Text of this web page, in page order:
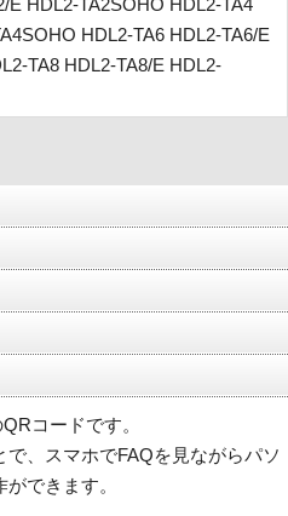
HDL2-TA6 HDL2-TA6/E
TA8 HDL2-TA8/E HDL2-
コードです。
、スマホでFAQを見ながらパソ
できます。